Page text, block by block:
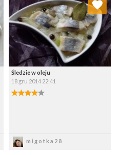
Śledzie w oleju
18 gru 2014 22:41
migotka28
Wybierz listę: